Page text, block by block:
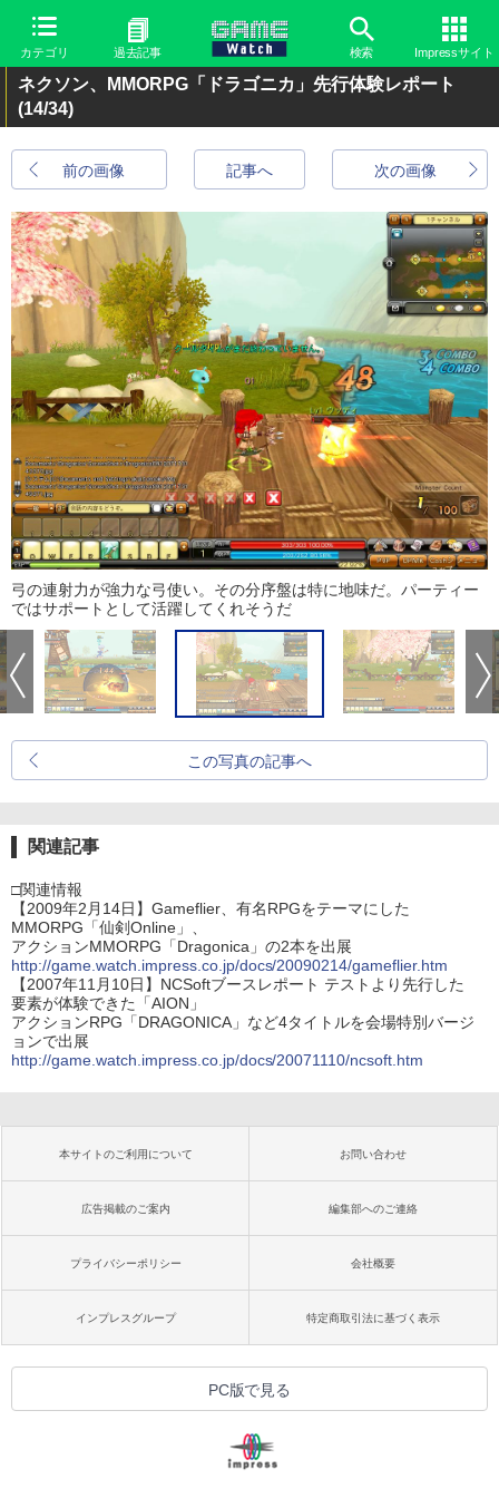
カテゴリ 過去記事 検索 Impressサイト
ネクソン、MMORPG「ドラゴニカ」先行体験レポート
(14/34)
前の画像 次の画像
記事へ
弓の連射力が強力な弓使い。その分序盤は特に地味だ。パーティー
ではサポートとして活躍してくれそうだ
この写真の記事へ
関連記事
□関連情報
【2009年2月14日】Gameflier、有名RPGをテーマにした
MMORPG「仙剣Online」、
アクションMMORPG「Dragonica」の2本を出展
http://game.watch.impress.co.jp/docs/20090214/gameflier.htm
【2007年11月10日】NCSoftブースレポート テストより先行した
要素が体験できた「AION」
アクションRPG「DRAGONICA」など4タイトルを会場特別バージ
ョンで出展
http://game.watch.impress.co.jp/docs/20071110/ncsoft.htm
本サイトのご利用について お問い合わせ
広告掲載のご案内 編集部へのご連絡
プライバシーポリシー 会社概要
インプレスグループ 特定商取引法に基づく表示
PC版で見る